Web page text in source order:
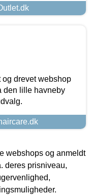
drevet webshop
den lille havneby
webshops og anmeldt
deres prisniveau,